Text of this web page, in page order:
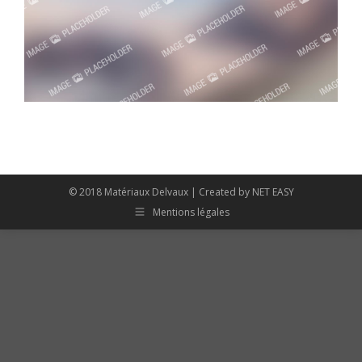
© 2018 Matériaux Delvaux | Created by NET EASY
Mentions légales